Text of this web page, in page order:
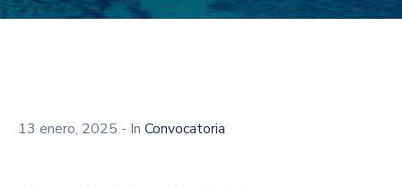
13 enero, 2025 - In Convocatoria